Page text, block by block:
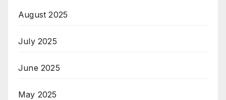
August 2025
July 2025
June 2025
May 2025